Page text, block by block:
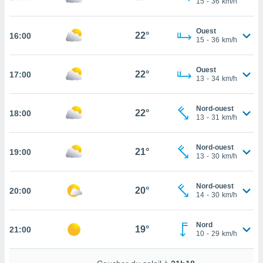
de
votre
le
des
au
16:00 22°
Ouest
15 - 36 km/h
17:00 22°
Ouest
13 - 34 km/h
18:00 22°
Nord-ouest
13 - 31 km/h
19:00 21°
Nord-ouest
13 - 30 km/h
20:00 20°
Nord-ouest
14 - 30 km/h
21:00 19°
Nord
10 - 29 km/h